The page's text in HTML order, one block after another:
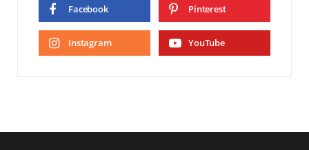
Facebook Pinterest
Instagram YouTube